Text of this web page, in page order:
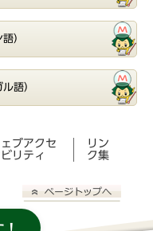
）
語）
ブアクセ
リティ
リン
ク集